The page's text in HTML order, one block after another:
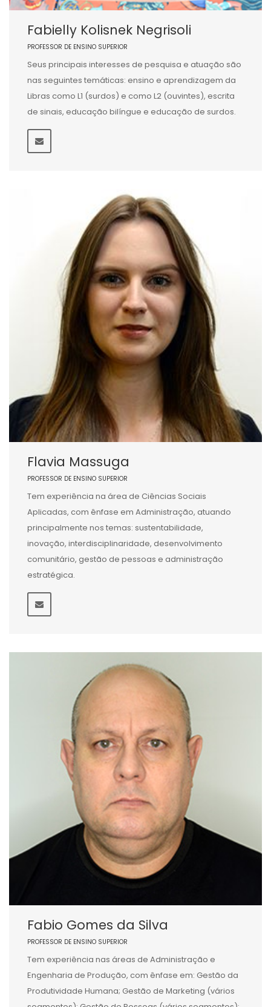
Fabielly Kolisnek Negrisoli
PROFESSOR DE ENSINO SUPERIOR
Seus principais interesses de pesquisa e atuação são
nas seguintes temáticas: ensino e aprendizagem da
Libras como L1 (surdos) e como L2 (ouvintes), escrita
de sinais, educação bilíngue e educação de surdos.
Flavia Massuga
PROFESSOR DE ENSINO SUPERIOR
Tem experiência na área de Ciências Sociais
Aplicadas, com ênfase em Administração, atuando
principalmente nos temas: sustentabilidade,
inovação, interdisciplinaridade, desenvolvimento
comunitário, gestão de pessoas e administração
estratégica.
Fabio Gomes da Silva
PROFESSOR DE ENSINO SUPERIOR
Tem experiência nas áreas de Administração e
Engenharia de Produção, com ênfase em: Gestão da
Produtividade Humana; Gestão de Marketing (vários